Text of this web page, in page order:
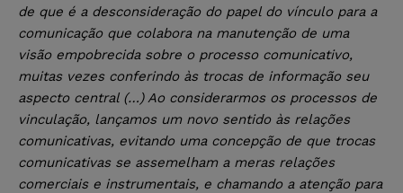
de que é a desconsideração do papel do vínculo para a
comunicação que colabora na manutenção de uma
visão empobrecida sobre o processo comunicativo,
muitas vezes conferindo às trocas de informação seu
aspecto central (…) Ao considerarmos os processos de
vinculação, lançamos um novo sentido às relações
comunicativas, evitando uma concepção de que trocas
comunicativas se assemelham a meras relações
comerciais e instrumentais, e chamando a atenção para